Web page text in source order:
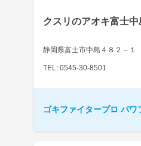
クスリのアオキ富士中
静岡県富士市中島４８２－１
TEL: 0545-30-8501
ゴキファイタープロ パワ